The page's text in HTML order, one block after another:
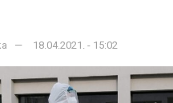
18.04.2021. - 15:02